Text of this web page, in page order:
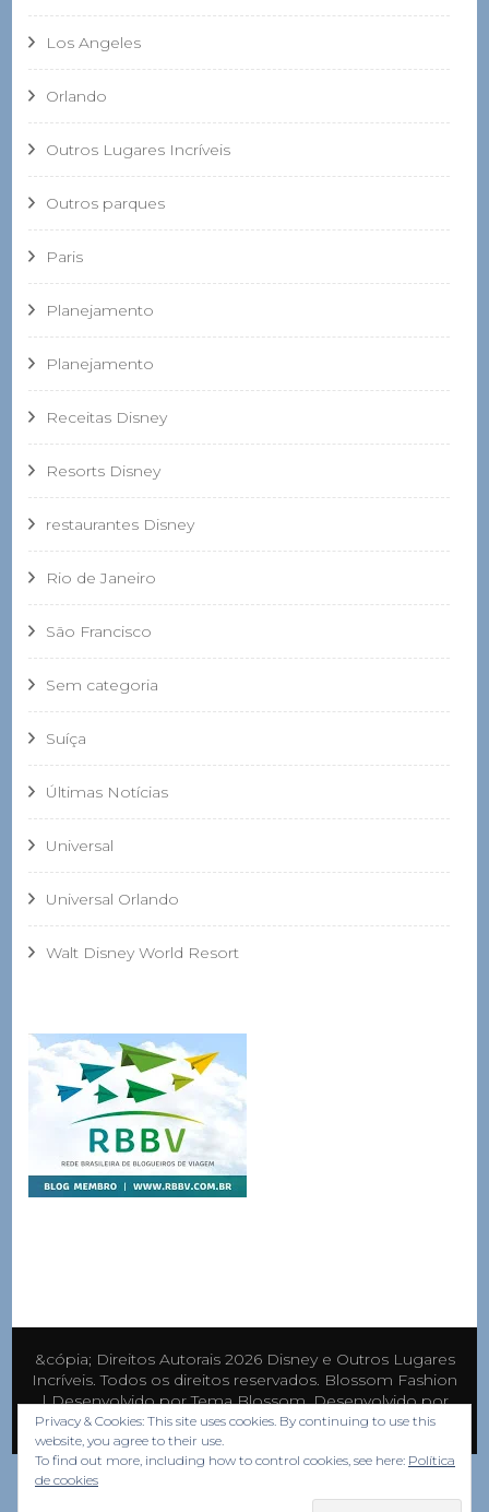
Los Angeles
Orlando
Outros Lugares Incríveis
Outros parques
Paris
Planejamento
Planejamento
Receitas Disney
Resorts Disney
restaurantes Disney
Rio de Janeiro
São Francisco
Sem categoria
Suíça
Últimas Notícias
Universal
Universal Orlando
Walt Disney World Resort
&cópia; Direitos Autorais 2026 Disney e Outros Lugares
Incríveis. Todos os direitos reservados. Blossom Fashion
| Desenvolvido porTema Blossom. Desenvolvido por
WordPress.
Privacy & Cookies: This site uses cookies. By continuing to use this
website, you agree to their use.
To find out more, including how to control cookies, see here: Política
de cookies